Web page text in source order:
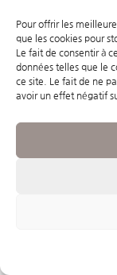
Pour offrir les
que les cookies pour
Le fait de consentir à
données telles que le
ce site. Le fait de ne
avoir un effet négatif